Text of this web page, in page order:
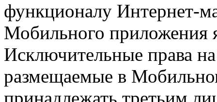
функционалу Интернет-
Мобильного приложения
Исключительные права
размещаемые в